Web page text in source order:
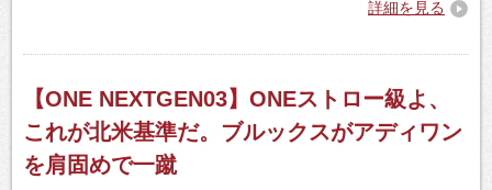
詳細を見る
【ONE NEXTGEN03】ONEストロー級よ、
これが北米基準だ。ブルックスがアディワン
を肩固めで一蹴